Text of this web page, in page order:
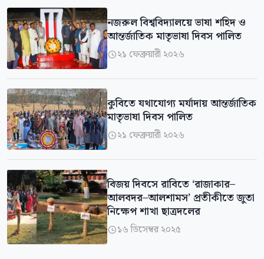
নজরুল বিশ্ববিদ্যালয়ে ভাষা শহিদ ও
আন্তর্জাতিক মাতৃভাষা দিবস পালিত
২১ ফেব্রুয়ারী ২০২৬
‎কুবিতে যথাযোগ্য মর্যাদায় আন্তর্জাতিক
মাতৃভাষা দিবস পালিত
২১ ফেব্রুয়ারী ২০২৬
বিজয় দিবসে রাবিতে ‘রাজাকার–
আলবদর–আলশামস’ প্রতীকীতে জুতা
নিক্ষেপ শাখা ছাত্রদলের
১৬ ডিসেম্বর ২০২৫